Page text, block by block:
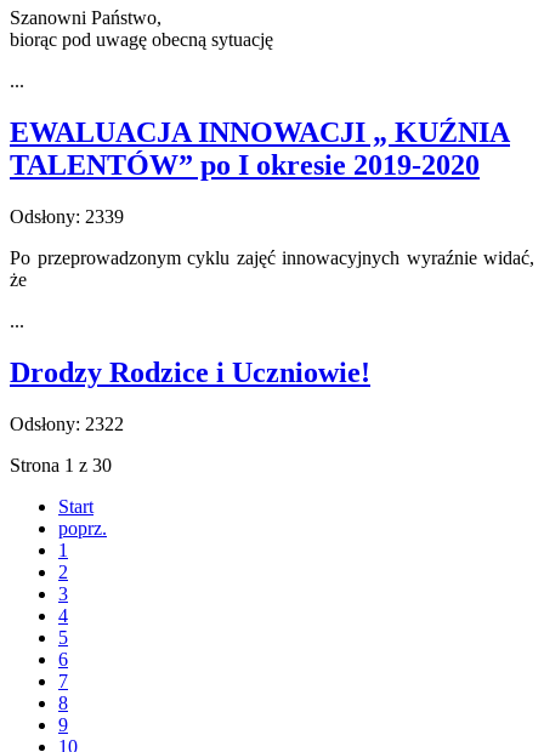
Szanowni Państwo,
biorąc pod uwagę obecną sytuację
...
EWALUACJA INNOWACJI „ KUŹNIA
TALENTÓW” po I okresie 2019-2020
Odsłony: 2339
Po przeprowadzonym cyklu zajęć innowacyjnych wyraźnie widać,
że
...
Drodzy Rodzice i Uczniowie!
Odsłony: 2322
Strona 1 z 30
Start
poprz.
1
2
3
4
5
6
7
8
9
10